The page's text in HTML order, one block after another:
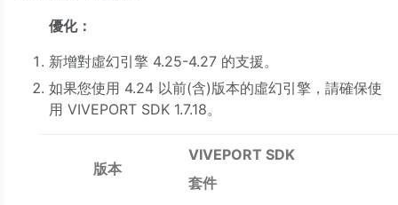
優化：
新增對虛幻引擎 4.25-4.27 的支援。
如果您使用 4.24 以前(含)版本的虛幻引擎，請確保使
用 VIVEPORT SDK 1.7.18。
版本
VIVEPORT SDK
套件